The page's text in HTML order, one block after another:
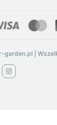
garden.pl |